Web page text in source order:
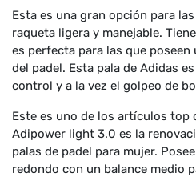
Esta es una gran opción para
raqueta ligera y manejable.
es perfecta para las que
del padel. Esta pala de Adidas
control y a la vez el golpeo de
Este es uno de los artículos top
Adipower light 3.0 es la
palas de padel para mujer.
redondo con un balance medio